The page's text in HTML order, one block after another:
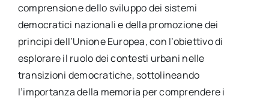
comprensione dello sviluppo dei sistemi
democratici nazionali e della promozione dei
principi dell’Unione Europea, con l’obiettivo di
esplorare il ruolo dei contesti urbani nelle
transizioni democratiche, sottolineando
l’importanza della memoria per comprendere i